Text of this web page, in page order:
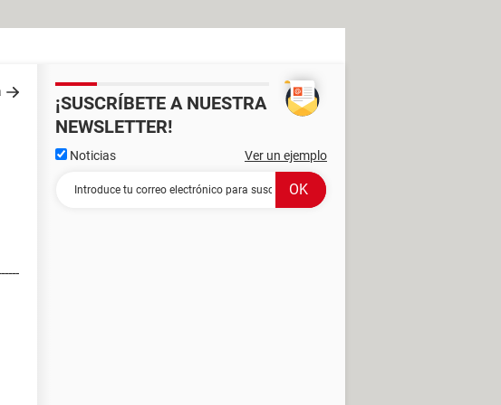
¡SUSCRÍBETE A NUESTRA
NEWSLETTER!
Noticias Ver un ejemplo